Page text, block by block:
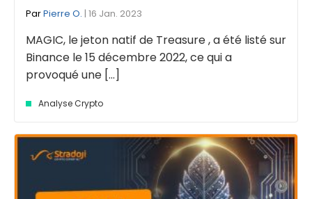
ParPierre O. | 16 Jan. 2023
MAGIC, le jeton natif de Treasure , a été listé sur
Binance le 15 décembre 2022, ce qui a
provoqué une [...]
Analyse Crypto